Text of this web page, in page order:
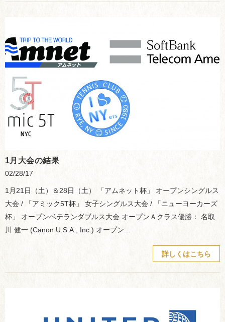
1月大会の結果
02/28/17
1月21日（土）＆28日（土） 「アムネット杯」 オープンシングルス
大会 / 「アミック5T杯」 女子シングルス大会 / 「ニューヨーカーズ
杯」 オープンベテランダブルス大会 オープンＡクラス優勝： 名取
川 健一 (Canon U.S.A., Inc.) オープン...
詳しくはこちら